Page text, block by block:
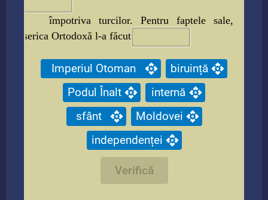
împotriva turcilor. Pentru faptele sale,
Biserica Ortodoxă l-a făcut
Imperiul Otoman
biruință
Podul Înalt
internă
sfânt
Moldovei
independenței
Verifică